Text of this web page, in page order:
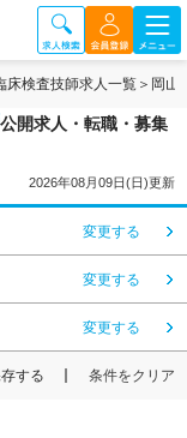
床検査技師求人一覧 岡山
公開求人・転職・募集
2026年08月09日(日)更新
変更する
変更する
変更する
する 条件をクリア